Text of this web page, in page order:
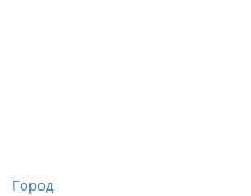
Город